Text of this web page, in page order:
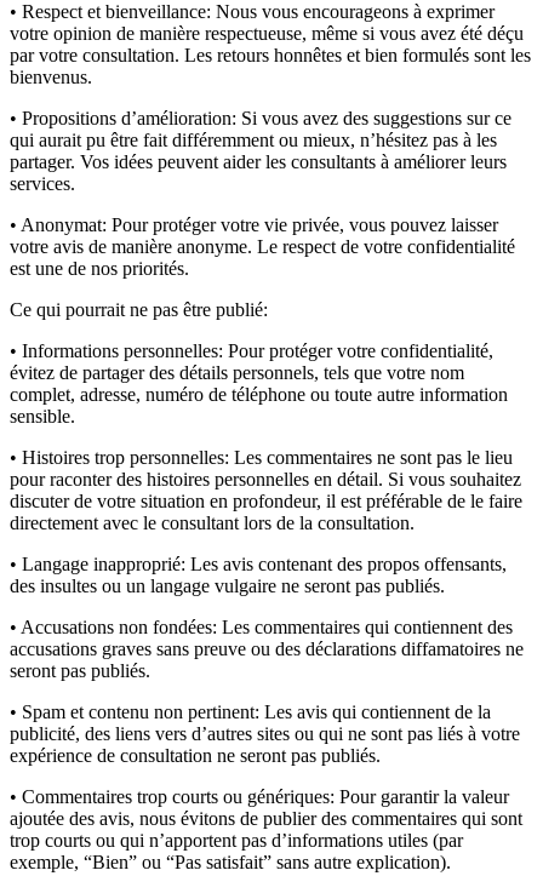
• Respect et bienveillance: Nous vous encourageons à exprimer
votre opinion de manière respectueuse, même si vous avez été déçu
par votre consultation. Les retours honnêtes et bien formulés sont les
bienvenus.
• Propositions d’amélioration: Si vous avez des suggestions sur ce
qui aurait pu être fait différemment ou mieux, n’hésitez pas à les
partager. Vos idées peuvent aider les consultants à améliorer leurs
services.
• Anonymat: Pour protéger votre vie privée, vous pouvez laisser
votre avis de manière anonyme. Le respect de votre confidentialité
est une de nos priorités.
Ce qui pourrait ne pas être publié:
• Informations personnelles: Pour protéger votre confidentialité,
évitez de partager des détails personnels, tels que votre nom
complet, adresse, numéro de téléphone ou toute autre information
sensible.
• Histoires trop personnelles: Les commentaires ne sont pas le lieu
pour raconter des histoires personnelles en détail. Si vous souhaitez
discuter de votre situation en profondeur, il est préférable de le faire
directement avec le consultant lors de la consultation.
• Langage inapproprié: Les avis contenant des propos offensants,
des insultes ou un langage vulgaire ne seront pas publiés.
• Accusations non fondées: Les commentaires qui contiennent des
accusations graves sans preuve ou des déclarations diffamatoires ne
seront pas publiés.
• Spam et contenu non pertinent: Les avis qui contiennent de la
publicité, des liens vers d’autres sites ou qui ne sont pas liés à votre
expérience de consultation ne seront pas publiés.
• Commentaires trop courts ou génériques: Pour garantir la valeur
ajoutée des avis, nous évitons de publier des commentaires qui sont
trop courts ou qui n’apportent pas d’informations utiles (par
exemple, “Bien” ou “Pas satisfait” sans autre explication).